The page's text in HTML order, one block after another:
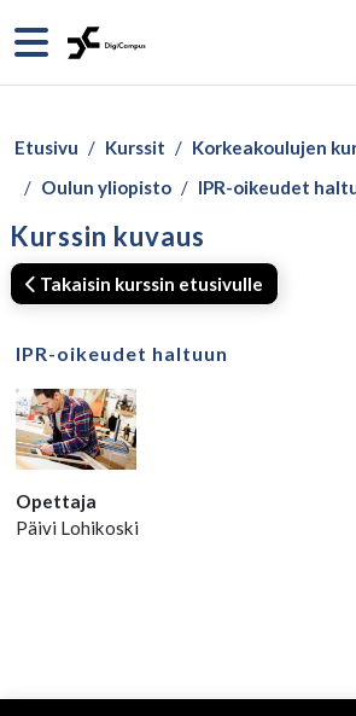
Sivupaneeli
Etusivu Kurssit
Korkeakoulujen
Oulun yliopisto
IPR-oikeudet
Kurssin kuvaus
Takaisin kurssin etusivulle
IPR-oikeudet haltuun
Opettaja
Päivi Lohikoski